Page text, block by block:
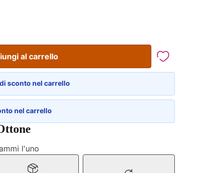
al carrello
sconto nel carrello
nel carrello
l'uno